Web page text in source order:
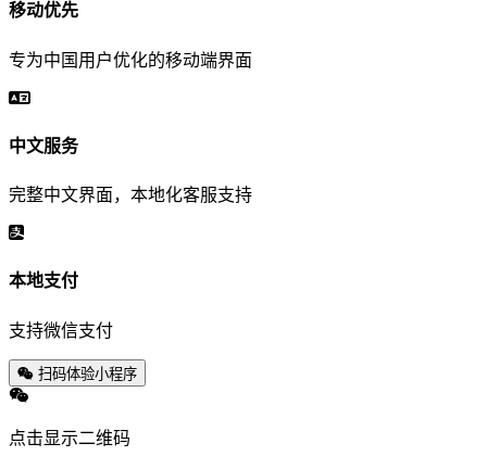
移动优先
专为中国用户优化的移动端界面
中文服务
完整中文界面，本地化客服支持
本地支付
支持微信支付
扫码体验小程序
点击显示二维码